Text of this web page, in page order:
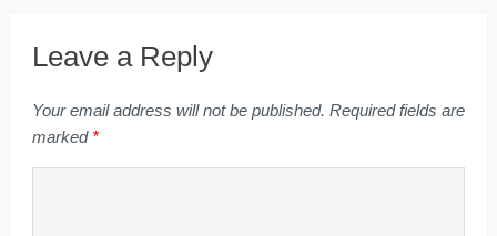
Leave a Reply
Your email address will not be published. Required fields are
marked *